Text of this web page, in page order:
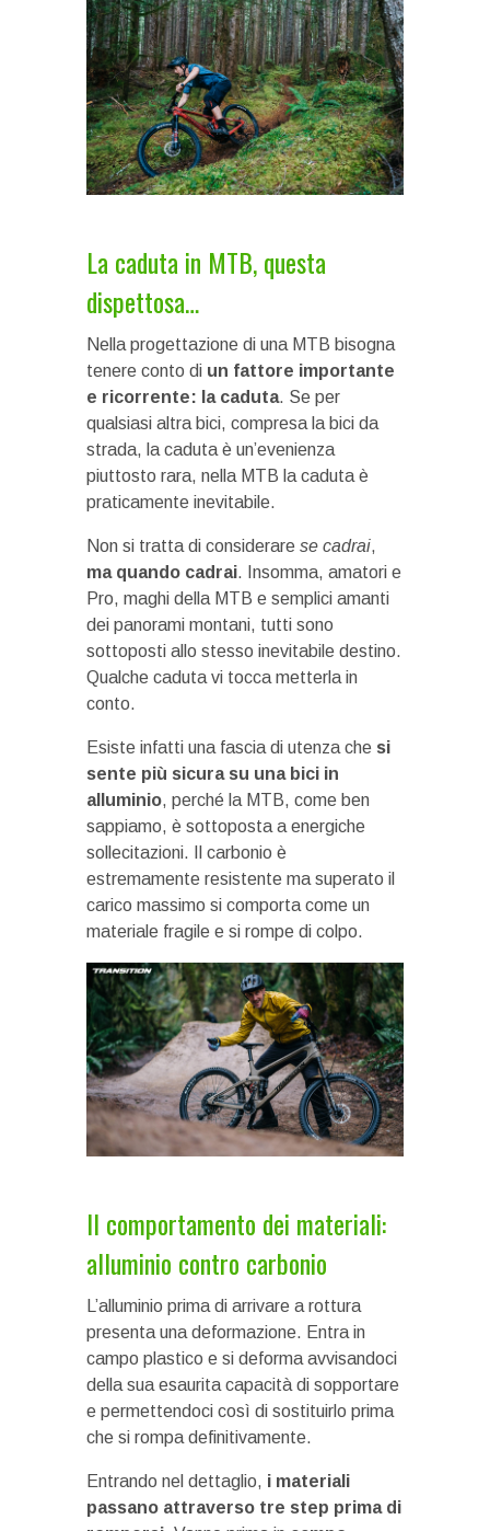
La caduta in MTB, questa
dispettosa…
Nella progettazione di una MTB bisogna
tenere conto di un fattore importante
e ricorrente: la caduta. Se per
qualsiasi altra bici, compresa la bici da
strada, la caduta è un’evenienza
piuttosto rara, nella MTB la caduta è
praticamente inevitabile.
Non si tratta di considerare se cadrai,
ma quando cadrai. Insomma, amatori e
Pro, maghi della MTB e semplici amanti
dei panorami montani, tutti sono
sottoposti allo stesso inevitabile destino.
Qualche caduta vi tocca metterla in
conto.
Esiste infatti una fascia di utenza che si
sente più sicura su una bici in
alluminio, perché la MTB, come ben
sappiamo, è sottoposta a energiche
sollecitazioni. Il carbonio è
estremamente resistente ma superato il
carico massimo si comporta come un
materiale fragile e si rompe di colpo.
Il comportamento dei materiali:
alluminio contro carbonio
L’alluminio prima di arrivare a rottura
presenta una deformazione. Entra in
campo plastico e si deforma avvisandoci
della sua esaurita capacità di sopportare
e permettendoci così di sostituirlo prima
che si rompa definitivamente.
Entrando nel dettaglio, i materiali
passano attraverso tre step prima di